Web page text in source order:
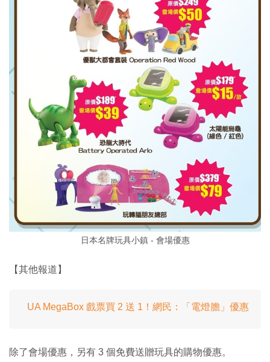
日本名牌玩具小鎮 - 會場優惠
【其他報道】
UA MegaBox 戲票買 2 送 1！網民：「電燈膽」優惠
除了會場優惠，另有 3 個免費送贈玩具的購物優惠。